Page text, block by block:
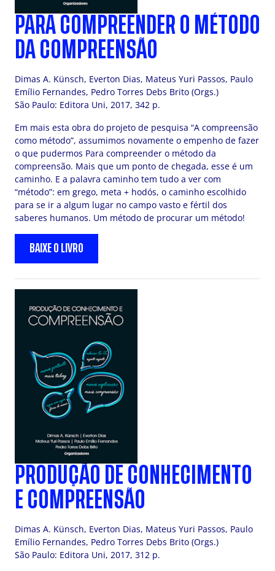
PARA COMPREENDER O MÉTODO
DA COMPREENSÃO
Dimas A. Künsch, Everton Dias, Mateus Yuri Passos, Paulo
Emílio Fernandes, Pedro Torres Debs Brito (Orgs.)
São Paulo: Editora Uni, 2017, 342 p.
Em mais esta obra do projeto de pesquisa “A compreensão
como método”, assumimos novamente o empenho de fazer
o que pudermos Para compreender o método da
compreensão. Mais que um ponto de chegada, esse é um
caminho. E a palavra caminho tem tudo a ver com
“método”: em grego, meta + hodós, o caminho escolhido
para se ir a algum lugar no campo vasto e fértil dos
saberes humanos. Um método de procurar um método!
BAIXE O LIVRO
PRODUÇÃO DE CONHECIMENTO
E COMPREENSÃO
Dimas A. Künsch, Everton Dias, Mateus Yuri Passos, Paulo
Emílio Fernandes, Pedro Torres Debs Brito (Orgs.)
São Paulo: Editora Uni, 2017, 312 p.